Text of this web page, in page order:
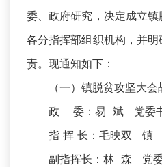
委、政府研究，决定成立
各分指挥部组织机构，并
责。现通知如下：
（一）镇脱贫攻坚大
政 委：易 斌 党委
指 挥 长：毛映双
副指挥长：林 森 党